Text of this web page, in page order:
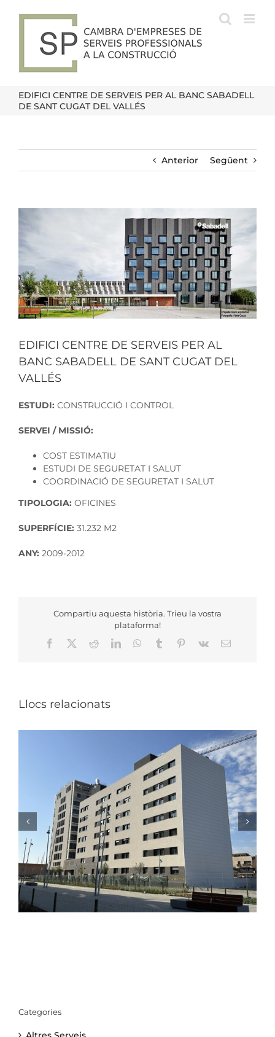
EDIFICI CENTRE DE SERVEIS PER AL BANC SABADELL
DE SANT CUGAT DEL VALLÉS
Anterior Següent
Image
EDIFICI CENTRE DE SERVEIS PER AL
BANC SABADELL DE SANT CUGAT DEL
VALLÉS
ESTUDI: CONSTRUCCIÓ I CONTROL
SERVEI / MISSIÓ:
COST ESTIMATIU
ESTUDI DE SEGURETAT I SALUT
COORDINACIÓ DE SEGURETAT I SALUT
TIPOLOGIA: OFICINES
SUPERFÍCIE: 31.232 M2
ANY: 2009-2012
Compartiu aquesta història. Trieu la vostra
plataforma!
Facebook
RedditLinkedInWhatsApp
Tumblr Pinterest
Vk Email:
Llocs relacionats
NOVA RESIDÈNCIA ASSISTIDA I CENTRE DE DIA
PER A LA GENT GRAN EL PRAT DE LLOBREGAT
Categories